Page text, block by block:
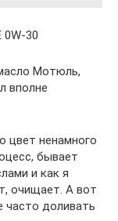
30
Мотюль,
вполне
цвет ненамного
бывает
и как я
очищает. А вот
часто доливать